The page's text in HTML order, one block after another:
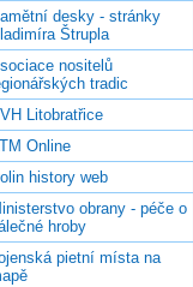
desky - stránky
Štrupla
nositelů
tradic
Litobratřice
Online
history web
obrany - péče o
hroby
pietní místa na